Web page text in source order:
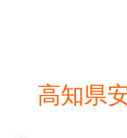
高知県